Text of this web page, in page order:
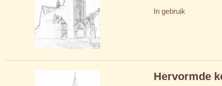
In gebruik
Hervormde